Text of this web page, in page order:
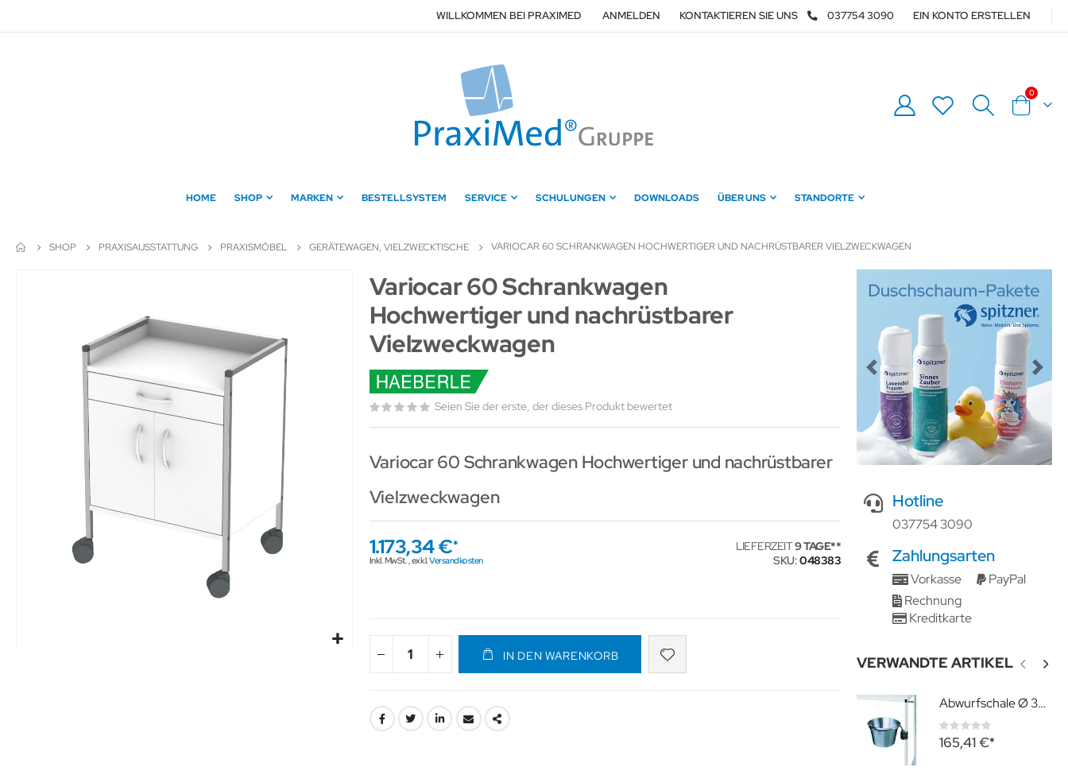
zum
WILLKOMMEN BEI PRAXIMED ANMELDEN KONTAKTIEREN SIE UNS 037754 3090 EIN KONTO ERSTELLEN
Warenkorb
0Artikel
HOME SHOP MARKEN BESTELLSYSTEM SERVICE SCHULUNGEN DOWNLOADS ÜBER UNS STANDORTE
SHOP PRAXISAUSSTATTUNG PRAXISMÖBEL GERÄTEWAGEN, VIELZWECKTISCHE VARIOCAR 60 SCHRANKWAGEN HOCHWERTIGER UND NACHRÜSTBARER VIELZWECKWAGEN
Zum
Anfang
Bildergalerie
springen
Variocar 60 Schrankwagen
Hochwertiger und nachrüstbarer
Vielzweckwagen
Seien Sie der erste, der dieses Produkt bewertet
Variocar 60 Schrankwagen Hochwertiger und nachrüstbarer
Vielzweckwagen
1.173,34 €
Inkl. MwSt.,exkl.Versandkosten
LIEFERZEIT9 TAGE
SKU 048383
IN DEN WARENKORB
Previous Next
Hotline
037754 3090
Zahlungsarten
Vorkasse
PayPal
Rechnung
Kreditkarte
VERWANDTE ARTIKEL
Abwurfschale Ø 320 mm für Wagen 08/16 und Variocar Zubehör für Vielzweckwagen
Rating:
0%
165,41 €